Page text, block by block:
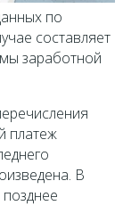
по
составляет
заработной
платеж
В